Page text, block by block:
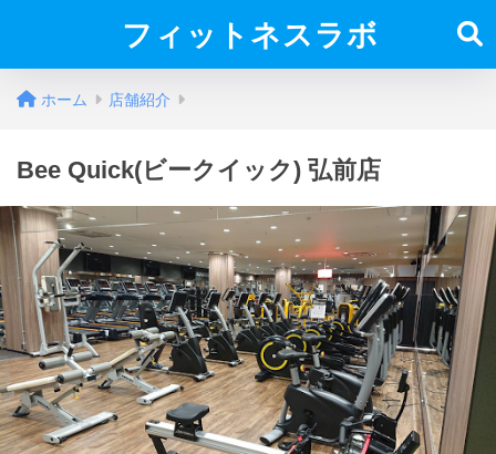
フィットネスラボ
ホーム 店舗紹介
Bee Quick(ビークイック) 弘前店